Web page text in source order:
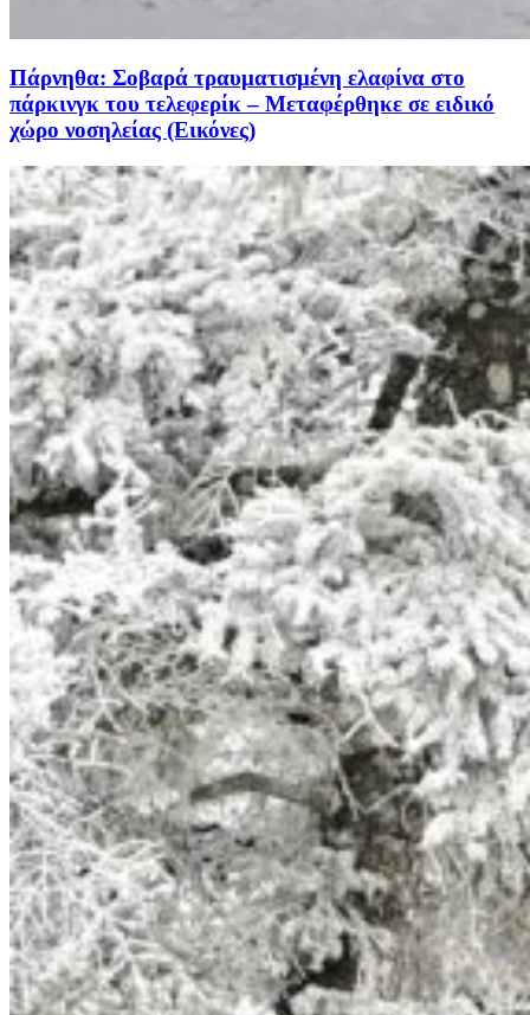
Πάρνηθα: Σοβαρά τραυματισμένη ελαφίνα στο
πάρκινγκ του τελεφερίκ – Μεταφέρθηκε σε ειδικό
χώρο νοσηλείας (Εικόνες)